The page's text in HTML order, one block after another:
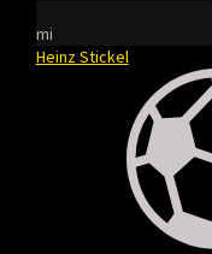
mi
Heinz Stickel